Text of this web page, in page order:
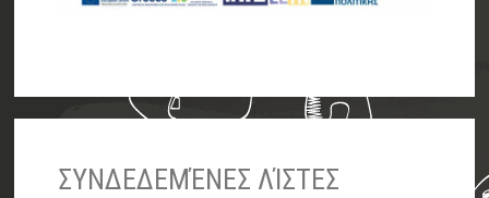
ΣΥΝΔΕΔΕΜΈΝΕΣ ΛΊΣΤΕΣ